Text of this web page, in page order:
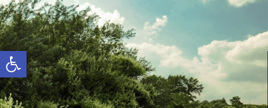
Otwórz pasek narzędzi